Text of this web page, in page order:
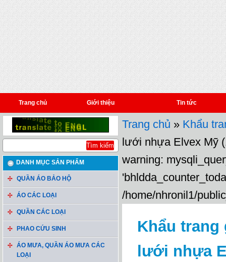
Trang chủ Giới thiệu Tin tức
DANH MỤC SẢN PHẨM
QUẦN ÁO BẢO HỘ
ÁO CÁC LOẠI
QUẦN CÁC LOẠI
PHAO CỨU SINH
ÁO MƯA, QUẦN ÁO MƯA CÁC
LOẠI
Trang chủ » Khẩu
lưới nhựa Elvex Mỹ
warning:
/home/nhronil1/
Khẩu trang
lưới nhựa